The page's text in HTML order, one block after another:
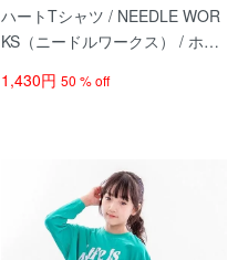
ハートTシャツ / NEEDLE WOR
KS（ニードルワークス） / ホワ
1,430円 50 % off